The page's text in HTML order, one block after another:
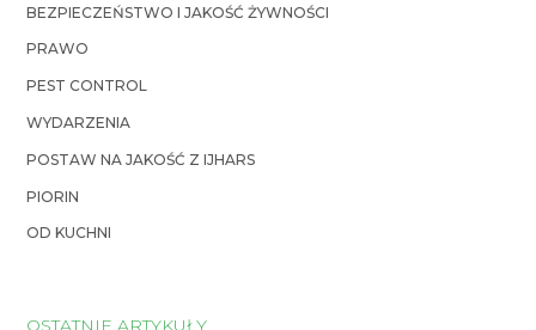
BEZPIECZEŃSTWO I JAKOŚĆ ŻYWNOŚCI
PRAWO
PEST CONTROL
WYDARZENIA
POSTAW NA JAKOŚĆ Z IJHARS
PIORIN
OD KUCHNI
OSTATNIE ARTYKUŁY